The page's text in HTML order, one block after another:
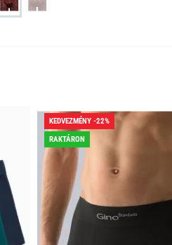
KEDVEZMÉNY -22%
RAKTÁRON